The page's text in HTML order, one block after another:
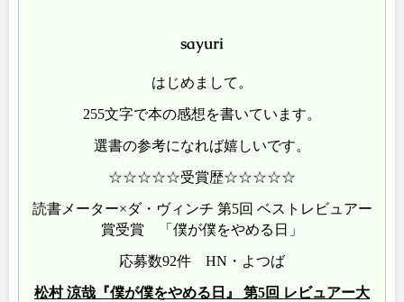
sayuri
はじめまして。
255文字で本の感想を書いています。
選書の参考になれば嬉しいです。
☆☆☆☆☆受賞歴☆☆☆☆☆
読書メーター×ダ・ヴィンチ 第5回 ベストレビュアー
賞受賞 「僕が僕をやめる日」
応募数92件 HN・よつば
松村 涼哉『僕が僕をやめる日』 第5回 レビュアー大